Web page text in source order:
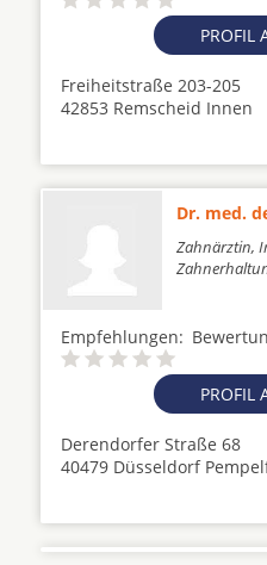
PROFIL
Freiheitstraße 203-205
42853 Remscheid Innen
Dr. med.
Zahnärztin,
Empfehlungen:
PROFIL
Derendorfer Straße 68
40479 Düsseldorf